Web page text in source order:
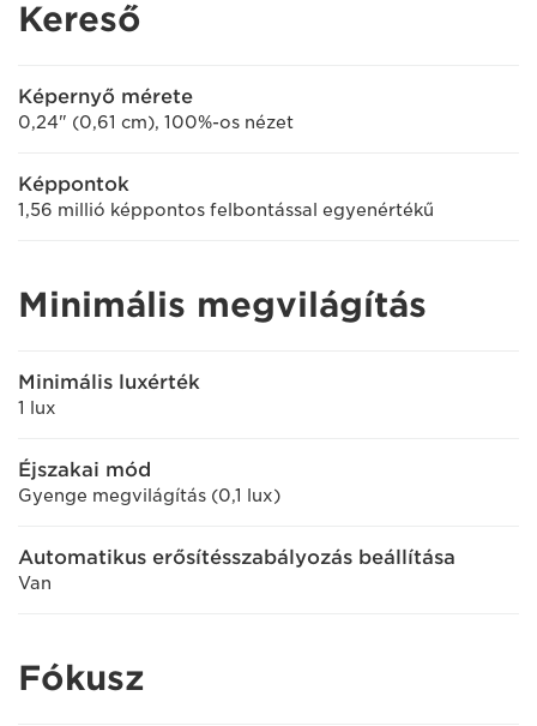
Kereső
Képernyő mérete
0,24" (0,61 cm), 100%-os nézet
Képpontok
1,56 millió képpontos felbontással egyenértékű
Minimális megvilágítás
Minimális luxérték
1 lux
Éjszakai mód
Gyenge megvilágítás (0,1 lux)
Automatikus erősítésszabályozás beállítása
Van
Fókusz